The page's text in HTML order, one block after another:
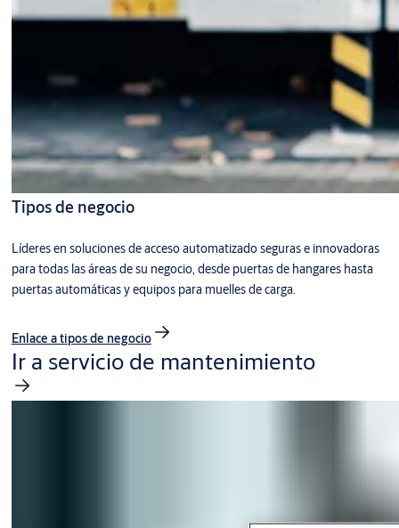
Tipos de negocio
Líderes en soluciones de acceso automatizado seguras e innovadoras
para todas las áreas de su negocio, desde puertas de hangares hasta
puertas automáticas y equipos para muelles de carga.
Enlace a tipos de negocio
Ir a servicio de mantenimiento